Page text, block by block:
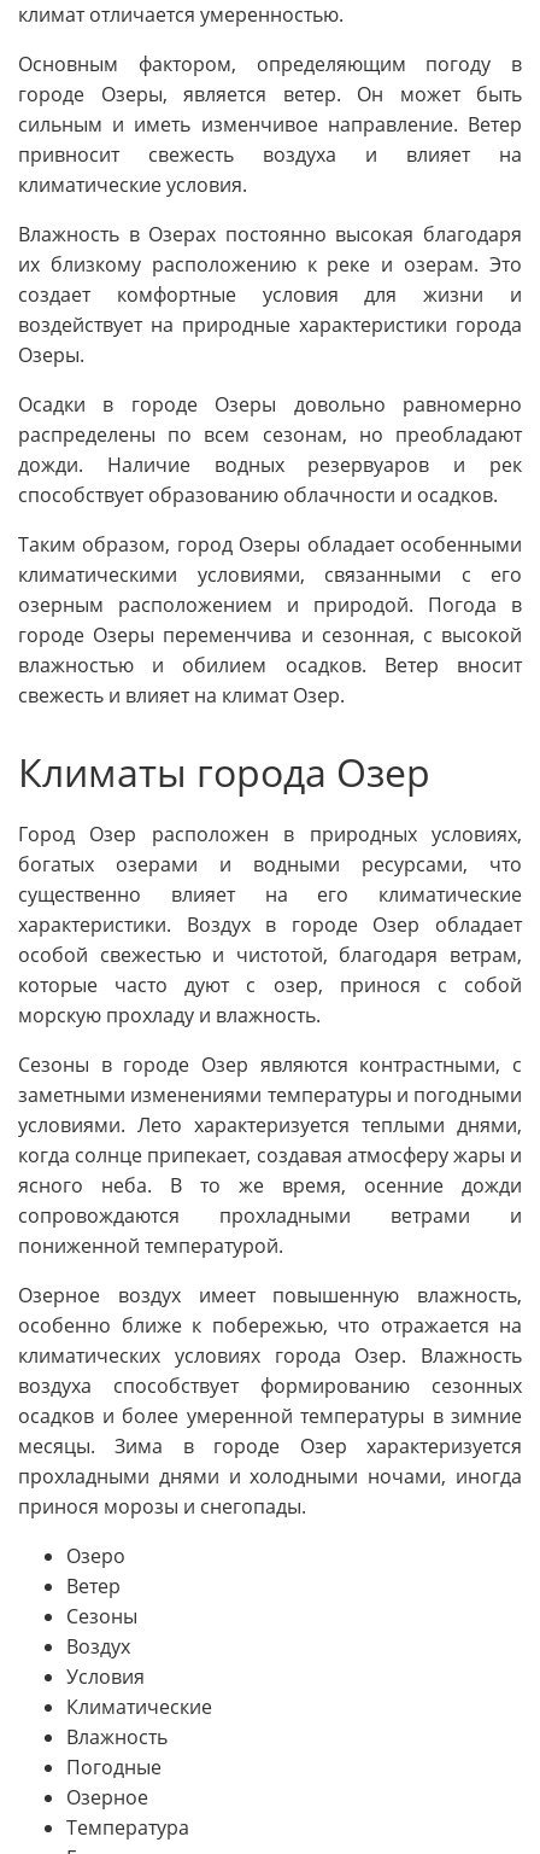
климат отличается умеренностью.
Основным фактором, определяющим погоду в
городе Озеры, является ветер. Он может быть
сильным и иметь изменчивое направление. Ветер
привносит свежесть воздуха и влияет на
климатические условия.
Влажность в Озерах постоянно высокая благодаря
их близкому расположению к реке и озерам. Это
создает комфортные условия для жизни и
воздействует на природные характеристики города
Озеры.
Осадки в городе Озеры довольно равномерно
распределены по всем сезонам, но преобладают
дожди. Наличие водных резервуаров и рек
способствует образованию облачности и осадков.
Таким образом, город Озеры обладает особенными
климатическими условиями, связанными с его
озерным расположением и природой. Погода в
городе Озеры переменчива и сезонная, с высокой
влажностью и обилием осадков. Ветер вносит
свежесть и влияет на климат Озер.
Климаты города Озер
Город Озер расположен в природных условиях,
богатых озерами и водными ресурсами, что
существенно влияет на его климатические
характеристики. Воздух в городе Озер обладает
особой свежестью и чистотой, благодаря ветрам,
которые часто дуют с озер, принося с собой
морскую прохладу и влажность.
Сезоны в городе Озер являются контрастными, с
заметными изменениями температуры и погодными
условиями. Лето характеризуется теплыми днями,
когда солнце припекает, создавая атмосферу жары и
ясного неба. В то же время, осенние дожди
сопровождаются прохладными ветрами и
пониженной температурой.
Озерное воздух имеет повышенную влажность,
особенно ближе к побережью, что отражается на
климатических условиях города Озер. Влажность
воздуха способствует формированию сезонных
осадков и более умеренной температуры в зимние
месяцы. Зима в городе Озер характеризуется
прохладными днями и холодными ночами, иногда
принося морозы и снегопады.
Озеро
Ветер
Сезоны
Воздух
Условия
Климатические
Влажность
Погодные
Озерное
Температура